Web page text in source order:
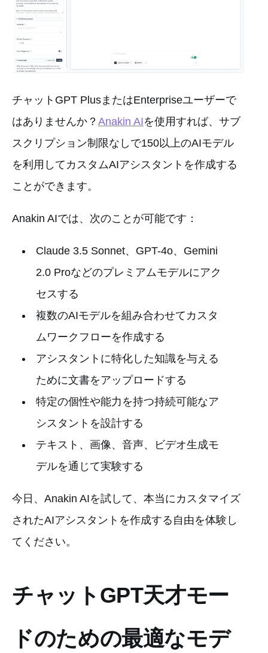
チャットGPT PlusまたはEnterpriseユーザーで
はありませんか？ Anakin AIを使用すれば、サブ
スクリプション制限なしで150以上のAIモデル
を利用してカスタムAIアシスタントを作成する
ことができます。
Anakin AIでは、次のことが可能です：
Claude 3.5 Sonnet、GPT-4o、Gemini
2.0 Proなどのプレミアムモデルにアク
セスする
複数のAIモデルを組み合わせてカスタ
ムワークフローを作成する
アシスタントに特化した知識を与える
ために文書をアップロードする
特定の個性や能力を持つ持続可能なア
シスタントを設計する
テキスト、画像、音声、ビデオ生成モ
デルを通じて実験する
今日、Anakin AIを試して、本当にカスタマイズ
されたAIアシスタントを作成する自由を体験し
てください。
チャットGPT天才モー
ドのための最適なモデ